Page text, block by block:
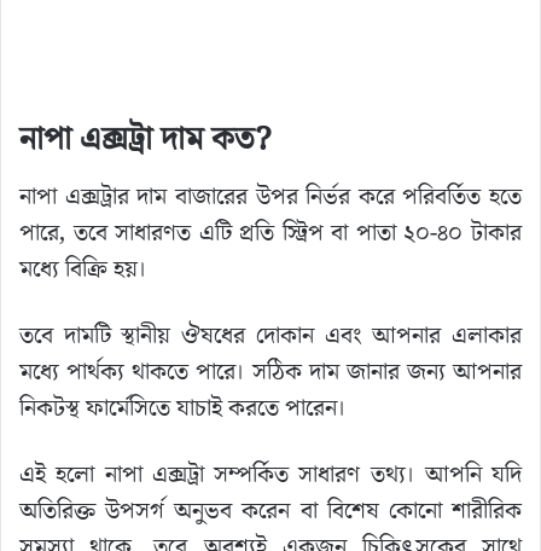
নাপা এক্সট্রা দাম কত?
নাপা এক্সট্রার দাম বাজারের উপর নির্ভর করে পরিবর্তিত হতে
পারে, তবে সাধারণত এটি প্রতি স্ট্রিপ বা পাতা ২০-৪০ টাকার
মধ্যে বিক্রি হয়।
তবে দামটি স্থানীয় ঔষধের দোকান এবং আপনার এলাকার
মধ্যে পার্থক্য থাকতে পারে। সঠিক দাম জানার জন্য আপনার
নিকটস্থ ফার্মেসিতে যাচাই করতে পারেন।
এই হলো নাপা এক্সট্রা সম্পর্কিত সাধারণ তথ্য। আপনি যদি
অতিরিক্ত উপসর্গ অনুভব করেন বা বিশেষ কোনো শারীরিক